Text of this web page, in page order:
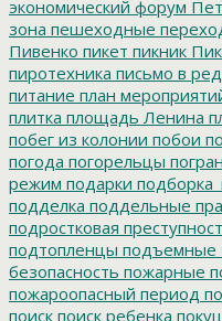
экономический форум
зона пешеходные
Пивенко пикет пикник
пиротехника письмо в
питание план
плитка площадь Ленина
побег из колонии побои
погода погорельцы
режим подарки
подделка поддельные
подростковая
подтопленцы подъемные
безопасность пожарные
пожароопасный период
поиск поиск ребенка